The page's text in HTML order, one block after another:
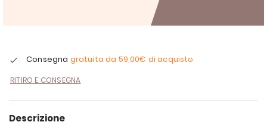
Consegna gratuita da 59,00€ di acquisto
RITIRO E CONSEGNA
Descrizione